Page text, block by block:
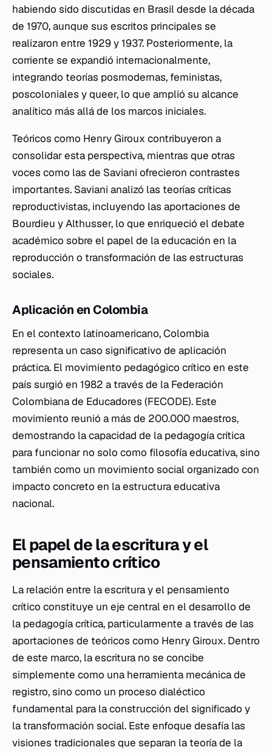
habiendo sido discutidas en Brasil desde la década
de 1970, aunque sus escritos principales se
realizaron entre 1929 y 1937. Posteriormente, la
corriente se expandió internacionalmente,
integrando teorías posmodernas, feministas,
poscoloniales y queer, lo que amplió su alcance
analítico más allá de los marcos iniciales.
Teóricos como Henry Giroux contribuyeron a
consolidar esta perspectiva, mientras que otras
voces como las de Saviani ofrecieron contrastes
importantes. Saviani analizó las teorías críticas
reproductivistas, incluyendo las aportaciones de
Bourdieu y Althusser, lo que enriqueció el debate
académico sobre el papel de la educación en la
reproducción o transformación de las estructuras
sociales.
Aplicación en Colombia
En el contexto latinoamericano, Colombia
representa un caso significativo de aplicación
práctica. El movimiento pedagógico crítico en este
país surgió en 1982 a través de la Federación
Colombiana de Educadores (FECODE). Este
movimiento reunió a más de 200.000 maestros,
demostrando la capacidad de la pedagogía crítica
para funcionar no solo como filosofía educativa, sino
también como un movimiento social organizado con
impacto concreto en la estructura educativa
nacional.
El papel de la escritura y el
pensamiento crítico
La relación entre la escritura y el pensamiento
crítico constituye un eje central en el desarrollo de
la pedagogía crítica, particularmente a través de las
aportaciones de teóricos como Henry Giroux. Dentro
de este marco, la escritura no se concibe
simplemente como una herramienta mecánica de
registro, sino como un proceso dialéctico
fundamental para la construcción del significado y
la transformación social. Este enfoque desafía las
visiones tradicionales que separan la teoría de la